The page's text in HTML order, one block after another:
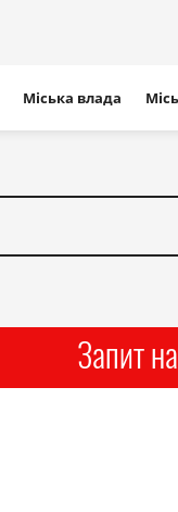
Міська влада
Запит